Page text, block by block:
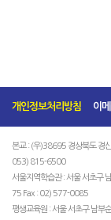
개인정보처리방침 이
본교 : (우)38695 경상북도 경
053) 815-6500
서울지역학습관 : 서울 서초구
75 Fax : 02) 577-0085
평생교육원 : 서울 서초구 남